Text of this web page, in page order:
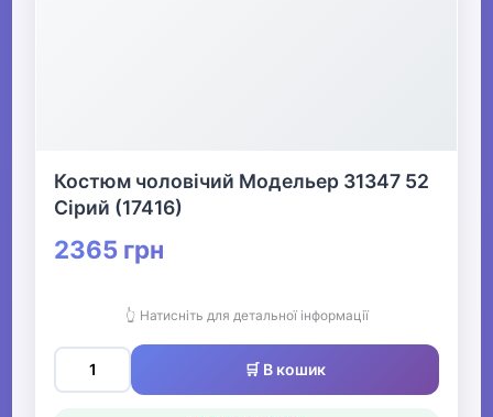
Костюм чоловічий Модельер 31347 52
Сірий (17416)
2365 грн
👆 Натисніть для детальної інформації
🛒 В кошик